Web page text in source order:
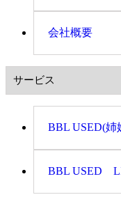
会社概要
サービス
BBL USED(姉
BBL USED